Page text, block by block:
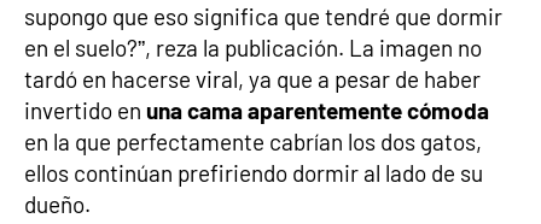
supongo que eso significa que tendré que dormir
en el suelo?”, reza la publicación. La imagen no
tardó en hacerse viral, ya que a pesar de haber
invertido en una cama aparentemente cómoda
en la que perfectamente cabrían los dos gatos,
ellos continúan prefiriendo dormir al lado de su
dueño.